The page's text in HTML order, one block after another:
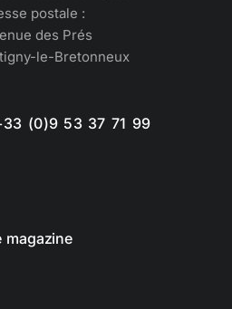
postale :
des Prés
le-Bretonneux
(0)9 53 37 71 99
magazine